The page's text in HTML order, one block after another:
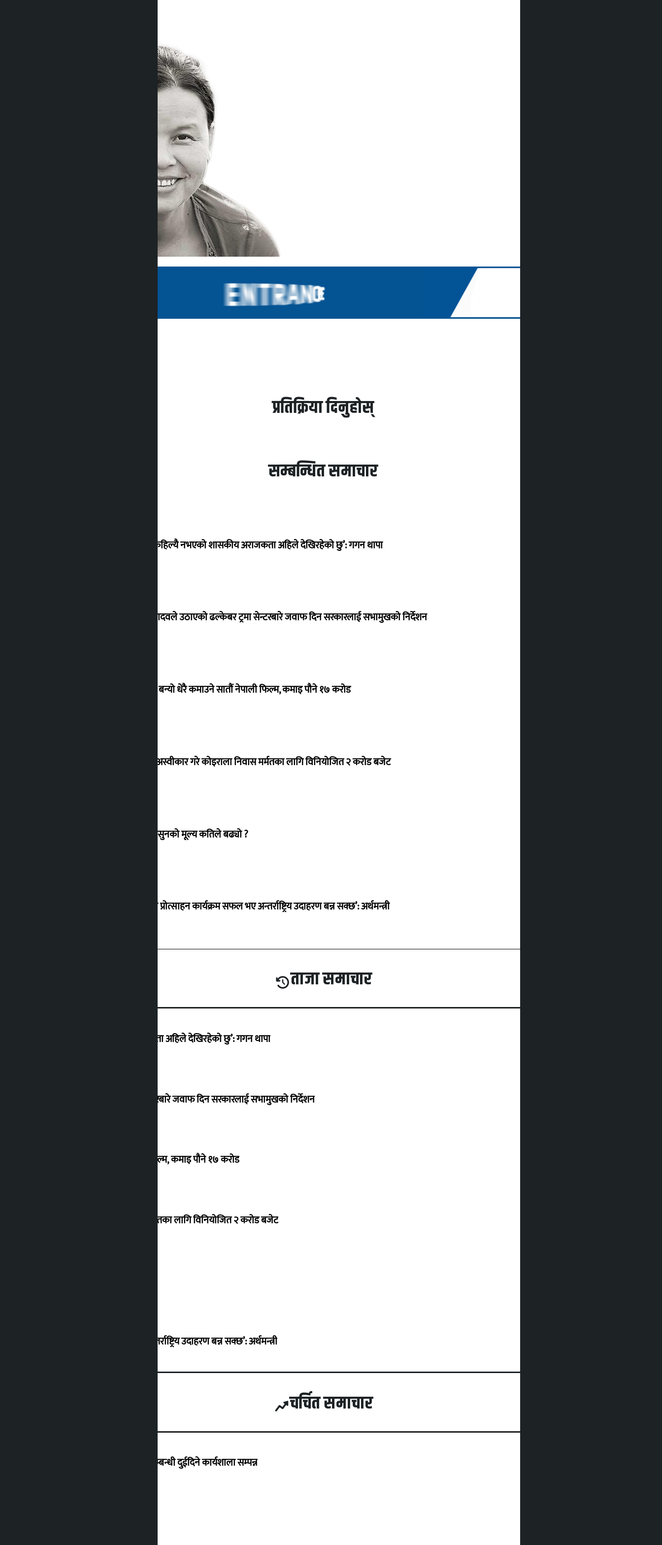
प्रतिक्रिया दिनुहोस्
सम्बन्धित समाचार
‘देशमा कहिल्यै नभएको शासकीय अराजकता अहिले देखिरहेको छु’: गगन थापा
सांसद यादवले उठाएको ढल्केबर ट्रमा सेन्टरबारे जवाफ दिन सरकारलाई सभामुखको निर्देशन
‘गौंथली’ बन्यो धेरै कमाउने सातौं नेपाली फिल्म, कमाइ पौने १७ करोड
शेखरले अस्वीकार गरे कोइराला निवास मर्मतका लागि विनियोजित २ करोड बजेट
शुक्रबार सुनको मूल्य कतिले बढ्यो ?
‘करदाता प्रोत्साहन कार्यक्रम सफल भए अन्तर्राष्ट्रिय उदाहरण बन्न सक्छ’: अर्थमन्त्री
ताजा समाचार
‘देशमा कहिल्यै नभएको शासकीय अराजकता अहिले देखिरहेको छु’: गगन थापा
सांसद यादवले उठाएको ढल्केबर ट्रमा सेन्टरबारे जवाफ दिन सरकारलाई सभामुखको निर्देशन
‘गौंथली’ बन्यो धेरै कमाउने सातौं नेपाली फिल्म, कमाइ पौने १७ करोड
शेखरले अस्वीकार गरे कोइराला निवास मर्मतका लागि विनियोजित २ करोड बजेट
‘करदाता प्रोत्साहन कार्यक्रम सफल भए अन्तर्राष्ट्रिय उदाहरण बन्न सक्छ’: अर्थमन्त्री
चर्चित समाचार
हिलसाइड कलेजमा .NET र Umbraco सम्बन्धी दुईदिने कार्यशाला सम्पन्न